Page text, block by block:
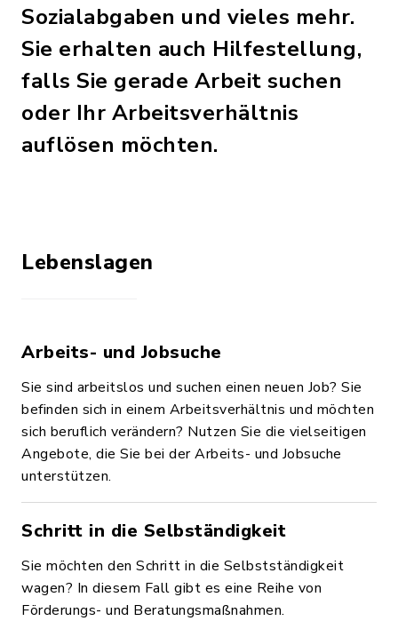
Sozialabgaben und vieles mehr.
Sie erhalten auch Hilfestellung,
falls Sie gerade Arbeit suchen
oder Ihr Arbeitsverhältnis
auflösen möchten.
Lebenslagen
Arbeits- und Jobsuche
Sie sind arbeitslos und suchen einen neuen Job? Sie
befinden sich in einem Arbeitsverhältnis und möchten
sich beruflich verändern? Nutzen Sie die vielseitigen
Angebote, die Sie bei der Arbeits- und Jobsuche
unterstützen.
Schritt in die Selbständigkeit
Sie möchten den Schritt in die Selbstständigkeit
wagen? In diesem Fall gibt es eine Reihe von
Förderungs- und Beratungsmaßnahmen.